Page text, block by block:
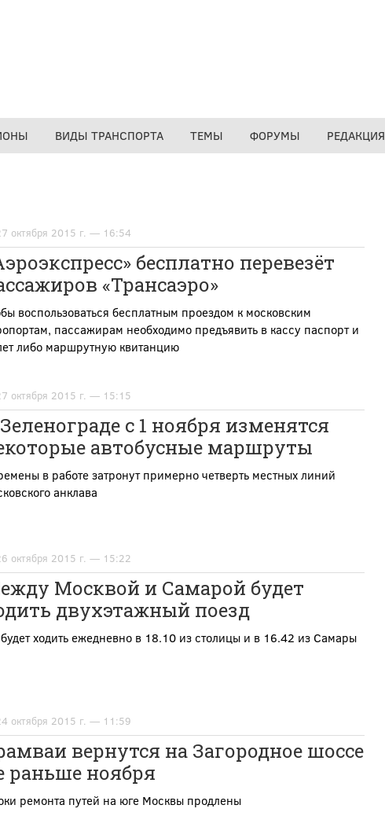
ВИДЫ ТРАНСПОРТА ТЕМЫ ФОРУМЫ РЕДАКЦИЯ
октября 2015 г. — 16:54
бесплатно перевезёт
«Трансаэро»
воспользоваться бесплатным проездом к московским
пассажирам необходимо предъявить в кассу паспорт и
либо маршрутную квитанцию
октября 2015 г. — 15:15
с 1 ноября изменятся
автобусные маршруты
в работе затронут примерно четверть местных линий
анклава
октября 2015 г. — 15:22
Москвой и Самарой будет
двухэтажный поезд
ходить ежедневно в 18.10 из столицы и в 16.42 из Самары
октября 2015 г. — 11:59
вернутся на Загородное шоссе
раньше ноября
ремонта путей на юге Москвы продлены